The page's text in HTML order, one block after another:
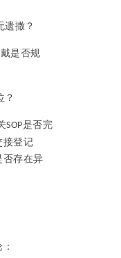
遗撒？
是否规
？
SOP是否完
接登记
否存在异